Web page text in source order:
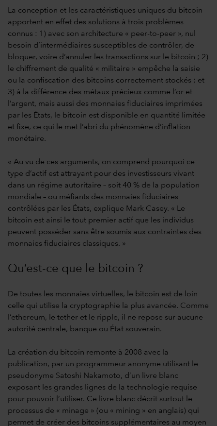
La conception et les caractéristiques uniques du bitcoin
apportent en effet des solutions à trois problèmes
connus : 1) avec son architecture « peer-to-peer », nul
besoin d’intermédiaires susceptibles de contrôler, de
bloquer, voire d’annuler les transactions sur le bitcoin ; 2)
le chiffrement de qualité « militaire » empêche la saisie
ou la confiscation des bitcoins correctement stockés ; et
3) à la différence des métaux précieux comme l’or et
l’argent, mais aussi des monnaies fiduciaires imprimées
par les États, le bitcoin est disponible en quantité limitée
et fixe, ce qui le met l’abri du phénomène d’inflation
monétaire.
« Au vu de ces arguments, on comprend pourquoi ce
type d’actif est attrayant pour des investisseurs vivant
dans un régime autoritaire – soit 40 % de la population
mondiale – ou méfiants des monnaies fiduciaires
contrôlées par les États, explique Mark Casey. « Le
bitcoin est ainsi le tout premier actif que les individus
peuvent posséder sans être soumis aux contraintes des
monnaies fiduciaires classiques. »
Qu’est-ce que le bitcoin ?
De toutes les monnaies virtuelles, le bitcoin est de loin
celle qui utilise la cryptographie la plus avancée. Comme
l’ethereum, le tether et le ripple, il ne repose sur aucune
autorité centrale, banque ou État souverain.
La création du bitcoin remonte à 2008 avec la
publication, par un programmeur anonyme utilisant le
pseudonyme Satoshi Nakamoto, d’un livre blanc
exposant les grandes lignes de la technologie requise
pour pouvoir l’utiliser. Ce livre blanc décrit surtout le
processus de « minage » (ou « mining » en anglais) qui
permet de créer des bitcoins supplémentaires au moyen